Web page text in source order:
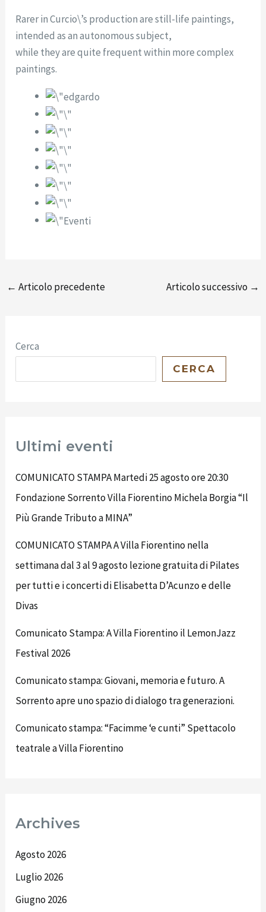
Rarer in Curcio\’s production are still-life paintings,
intended as an autonomous subject,
while they are quite frequent within more complex
paintings.
← Articolo precedente Articolo successivo →
Cerca
CERCA
Ultimi eventi
COMUNICATO STAMPA Martedi 25 agosto ore 20:30
Fondazione Sorrento Villa Fiorentino Michela Borgia “Il
Più Grande Tributo a MINA”
COMUNICATO STAMPA A Villa Fiorentino nella
settimana dal 3 al 9 agosto lezione gratuita di Pilates
per tutti e i concerti di Elisabetta D’Acunzo e delle
Divas
Comunicato Stampa: A Villa Fiorentino il LemonJazz
Festival 2026
Comunicato stampa: Giovani, memoria e futuro. A
Sorrento apre uno spazio di dialogo tra generazioni.
Comunicato stampa: “Facimme ‘e cunti” Spettacolo
teatrale a Villa Fiorentino
Archives
Agosto 2026
Luglio 2026
Giugno 2026